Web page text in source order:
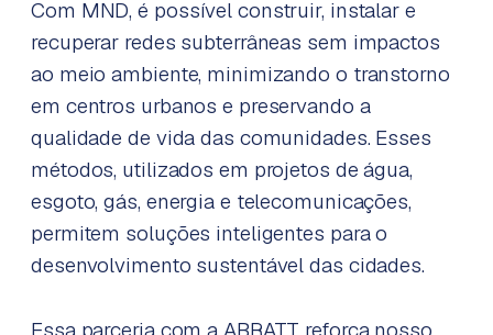
Com MND, é possível construir, instalar e
recuperar redes subterrâneas sem impactos
ao meio ambiente, minimizando o transtorno
em centros urbanos e preservando a
qualidade de vida das comunidades. Esses
métodos, utilizados em projetos de água,
esgoto, gás, energia e telecomunicações,
permitem soluções inteligentes para o
desenvolvimento sustentável das cidades.